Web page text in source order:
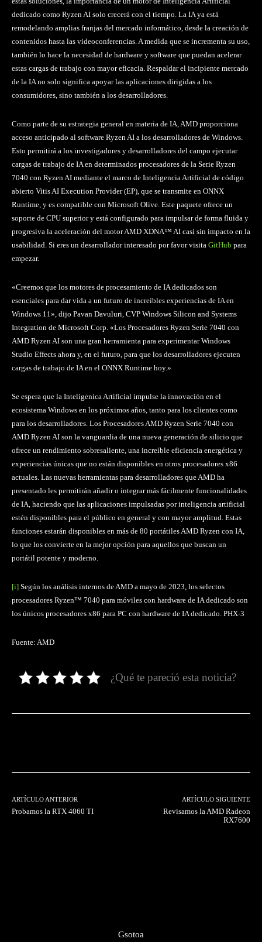
dedicado como Ryzen AI solo crecerá con el tiempo. La IA ya está
remodelando amplias franjas del mercado informático, desde la creación de
contenidos hasta las videoconferencias. A medida que se incrementa su uso,
también lo hace la necesidad de hardware y software que puedan acelerar
estas cargas de trabajo con mayor eficacia. Respaldar el incipiente mercado
de la IA no solo significa apoyar las aplicaciones dirigidas a los
consumidores, sino también a los desarrolladores.
Como parte de su estrategia general en materia de IA, AMD proporciona
acceso anticipado al software Ryzen AI a los desarrolladores de Windows.
Esto permitirá a los investigadores y desarrolladores del campo ejecutar
cargas de trabajo de IA en determinados procesadores de la Serie Ryzen
7040 con Ryzen AI mediante el marco de Inteligencia Artificial de código
abierto Vitis AI Execution Provider (EP), que se transmite en ONNX
Runtime, y es compatible con Microsoft Olive. Este paquete ofrece un
soporte de CPU superior y está configurado para impulsar de forma fluida y
progresiva la aceleración del motor AMD XDNA™ AI casi sin impacto en la
usabilidad. Si eres un desarrollador interesado por favor visita GitHub para
empezar.
«Creemos que los motores de procesamiento de IA dedicados son
esenciales para dar vida a un futuro de increíbles experiencias de IA en
Windows 11», dijo Pavan Davuluri, CVP Windows Silicon and Systems
Integration de Microsoft Corp. «Los Procesadores Ryzen Serie 7040 con
AMD Ryzen AI son una gran herramienta para experimentar Windows
Studio Effects ahora y, en el futuro, para que los desarrolladores ejecuten
cargas de trabajo de IA en el ONNX Runtime hoy.»
Se espera que la Inteligenica Artificial impulse la innovación en el
ecosistema Windows en los próximos años, tanto para los clientes como
para los desarrolladores. Los Procesadores AMD Ryzen Serie 7040 con
AMD Ryzen AI son la vanguardia de una nueva generación de silicio que
ofrece un rendimiento sobresaliente, una increíble eficiencia energética y
experiencias únicas que no están disponibles en otros procesadores x86
actuales. Las nuevas herramientas para desarrolladores que AMD ha
presentado les permitirán añadir o integrar más fácilmente funcionalidades
de IA, haciendo que las aplicaciones impulsadas por inteligencia artificial
estén disponibles para el público en general y con mayor amplitud. Estas
funciones estarán disponibles en más de 80 portátiles AMD Ryzen con IA,
lo que los convierte en la mejor opción para aquellos que buscan un
portátil potente y moderno.
[i] Según los análisis internos de AMD a mayo de 2023, los selectos
procesadores Ryzen™ 7040 para móviles con hardware de IA dedicado son
los únicos procesadores x86 para PC con hardware de IA dedicado. PHX-3
Fuente: AMD
¿Qué te pareció esta noticia?
ARTÍCULO ANTERIOR
Probamos la RTX 4060 TI
ARTÍCULO SIGUIENTE
Revisamos la AMD Radeon
RX7600
Gsotoa